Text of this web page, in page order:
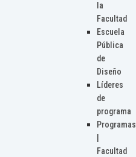
la
Facultad
Escuela
Pública
de
Diseño
Líderes
de
programa
Programas
Facultad